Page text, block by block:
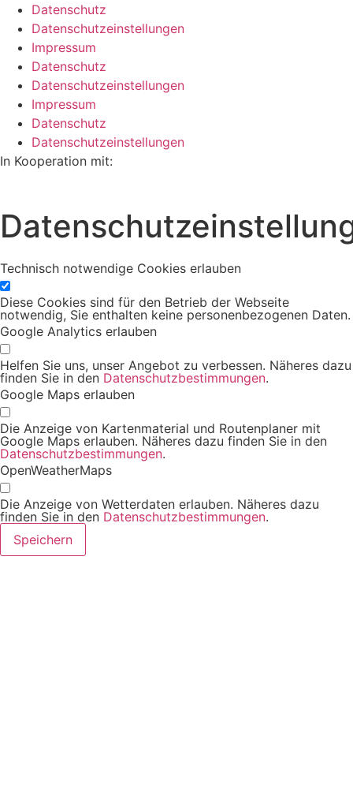
Datenschutz
Datenschutzeinstellungen
Impressum
Datenschutz
Datenschutzeinstellungen
Impressum
Datenschutz
Datenschutzeinstellungen
In Kooperation mit:
Technisch notwendige Cookies erlauben
Diese Cookies sind für den Betrieb der Webseite
notwendig, Sie enthalten keine personenbezogenen Daten.
Google Analytics erlauben
Helfen Sie uns, unser Angebot zu verbessen. Näheres dazu
finden Sie in den Datenschutzbestimmungen.
Google Maps erlauben
Die Anzeige von Kartenmaterial und Routenplaner mit
Google Maps erlauben. Näheres dazu finden Sie in den
Datenschutzbestimmungen.
OpenWeatherMaps
Die Anzeige von Wetterdaten erlauben. Näheres dazu
finden Sie in den Datenschutzbestimmungen.
Speichern